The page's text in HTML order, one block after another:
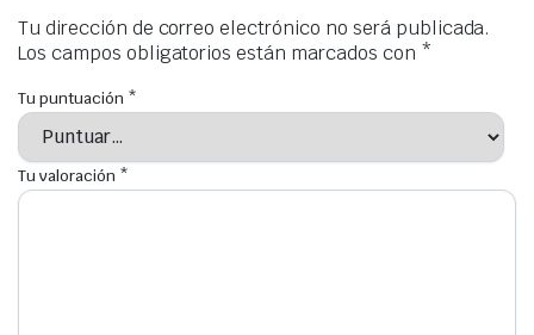
Tu dirección de correo electrónico no será publicada.
Los campos obligatorios están marcados con *
Tu puntuación *
Tu valoración *